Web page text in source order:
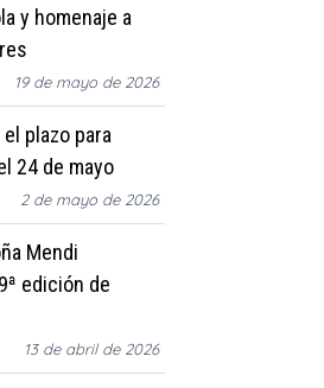
y homenaje a
19 de mayo de 2026
plazo para
24 de mayo
2 de mayo de 2026
Mendi
edición de
13 de abril de 2026